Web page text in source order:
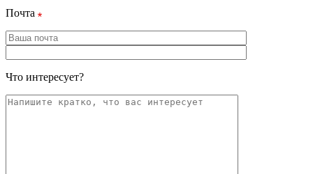
Почта
Что интересует?